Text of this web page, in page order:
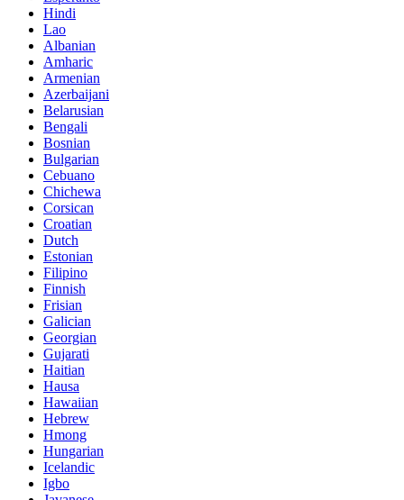
Hindi
Lao
Albanian
Amharic
Armenian
Azerbaijani
Belarusian
Bengali
Bosnian
Bulgarian
Cebuano
Chichewa
Corsican
Croatian
Dutch
Estonian
Filipino
Finnish
Frisian
Galician
Georgian
Gujarati
Haitian
Hausa
Hawaiian
Hebrew
Hmong
Hungarian
Icelandic
Igbo